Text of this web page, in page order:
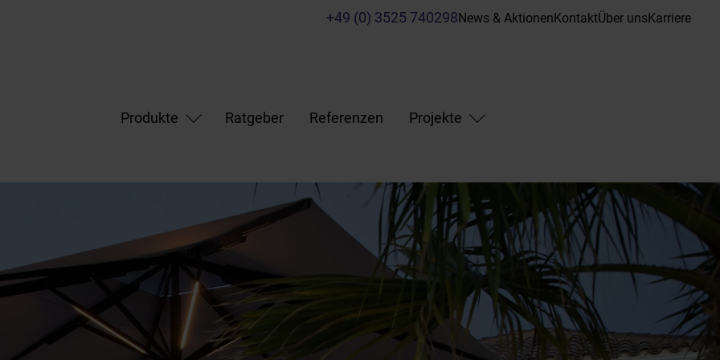
+49 (0) 3525 740298News & AktionenKontaktÜber unsKarriere
Produkte
Ratgeber Referenzen Projekte